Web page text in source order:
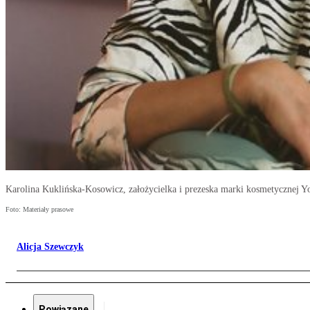
Karolina Kuklińska-Kosowicz, założycielka i prezeska marki kosmetycznej
Foto: Materiały prasowe
Alicja Szewczyk